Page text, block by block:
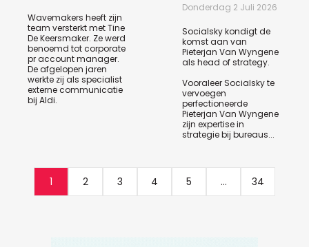
Wavemakers heeft zijn
team versterkt met Tine
De Keersmaker. Ze werd
benoemd tot corporate
pr account manager.
De afgelopen jaren
werkte zij als specialist
externe communicatie
bij Aldi.
Donderdag 2 Juli 2026
Socialsky kondigt de
komst aan van
Pieterjan Van Wyngene
als head of strategy.
Vooraleer Socialsky te
vervoegen
perfectioneerde
Pieterjan Van Wyngene
zijn expertise in
strategie bij bureaus...
1 2 3 4 5 ... 34